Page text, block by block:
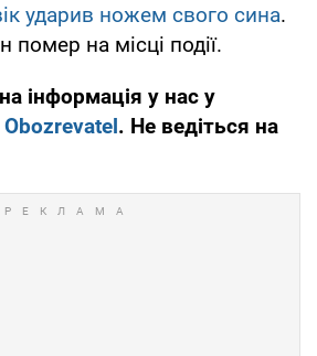
ударив ножем свого сина.
помер на місці події.
інформація у нас у
Obozrevatel. Не ведіться на